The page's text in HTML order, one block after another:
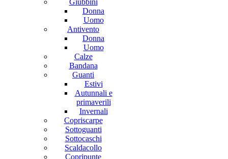
Giubbini
Donna
Uomo
Antivento
Donna
Uomo
Calze
Bandana
Guanti
Estivi
Autunnali e
primaverili
Invernali
Copriscarpe
Sottoguanti
Sottocaschi
Scaldacollo
Copripunte